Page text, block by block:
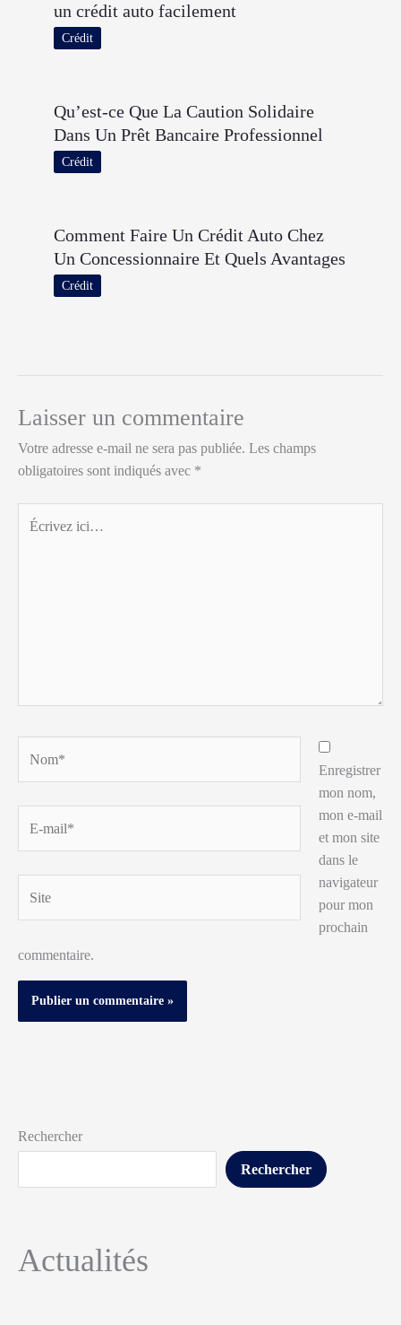
un crédit auto facilement
Crédit
Qu’est-ce Que La Caution Solidaire
Dans Un Prêt Bancaire Professionnel
Crédit
Comment Faire Un Crédit Auto Chez
Un Concessionnaire Et Quels Avantages
Crédit
Laisser un commentaire
Votre adresse e-mail ne sera pas publiée. Les champs
obligatoires sont indiqués avec *
ici…
mail*
Enregistrer
mon nom,
mon e-mail
et mon site
dans le
navigateur
pour mon
prochain
commentaire.
Rechercher
Rechercher
Actualités